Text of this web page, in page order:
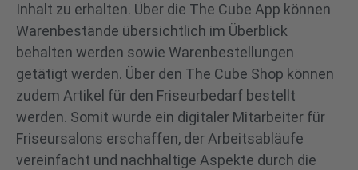
Inhalt zu erhalten. Über die The Cube App können
Warenbestände übersichtlich im Überblick
behalten werden sowie Warenbestellungen
getätigt werden. Über den The Cube Shop können
zudem Artikel für den Friseurbedarf bestellt
werden. Somit wurde ein digitaler Mitarbeiter für
Friseursalons erschaffen, der Arbeitsabläufe
vereinfacht und nachhaltige Aspekte durch die